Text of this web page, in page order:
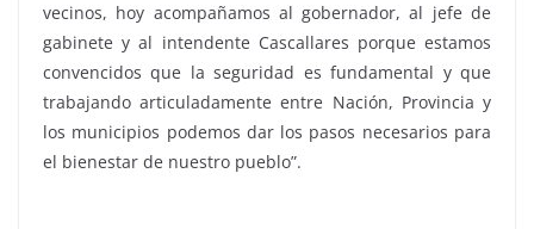
vecinos, hoy acompañamos al gobernador, al jefe de
gabinete y al intendente Cascallares porque estamos
convencidos que la seguridad es fundamental y que
trabajando articuladamente entre Nación, Provincia y
los municipios podemos dar los pasos necesarios para
el bienestar de nuestro pueblo”.